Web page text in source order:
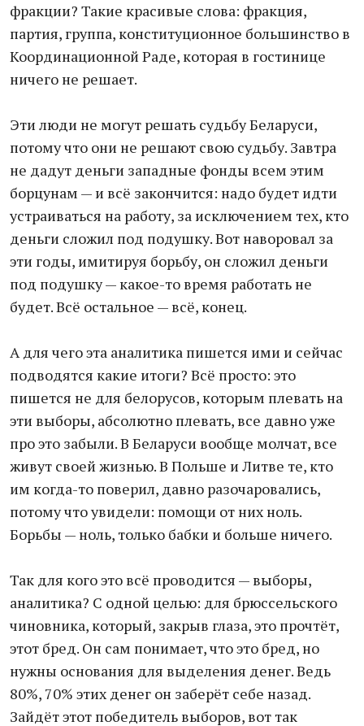
фракции? Такие красивые слова: фракция,
партия, группа, конституционное большинство в
Координационной Раде, которая в гостинице
ничего не решает.
Эти люди не могут решать судьбу Беларуси,
потому что они не решают свою судьбу. Завтра
не дадут деньги западные фонды всем этим
борцунам — и всё закончится: надо будет идти
устраиваться на работу, за исключением тех, кто
деньги сложил под подушку. Вот наворовал за
эти годы, имитируя борьбу, он сложил деньги
под подушку — какое-то время работать не
будет. Всё остальное — всё, конец.
А для чего эта аналитика пишется ими и сейчас
подводятся какие итоги? Всё просто: это
пишется не для белорусов, которым плевать на
эти выборы, абсолютно плевать, все давно уже
про это забыли. В Беларуси вообще молчат, все
живут своей жизнью. В Польше и Литве те, кто
им когда-то поверил, давно разочаровались,
потому что увидели: помощи от них ноль.
Борьбы — ноль, только бабки и больше ничего.
Так для кого это всё проводится — выборы,
аналитика? С одной целью: для брюссельского
чиновника, который, закрыв глаза, это прочтёт,
этот бред. Он сам понимает, что это бред, но
нужны основания для выделения денег. Ведь
80%, 70% этих денег он заберёт себе назад.
Зайдёт этот победитель выборов, вот так